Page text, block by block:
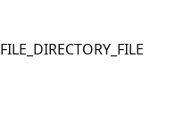
FILE_DIRECTORY_FILE